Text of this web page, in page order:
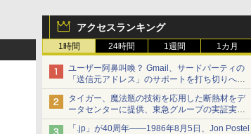
アクセスランキング
1時間 24時間 1週間 1カ月
ユーザー阿鼻叫喚？ Gmail、サードパーティの
「送信元アドレス」のサポートを打ち切りへ
【やじうまWatch】
タイガー、魔法瓶の技術を応用した断熱材をデ
ータセンターに提供、東急グループの実証実験
で 「ステンレス密封真空断熱パネル TIVIP」
「.jp」が40周年――1986年8月5日、Jon Postel